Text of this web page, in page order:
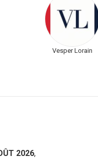
Vesper Lorain
2026,